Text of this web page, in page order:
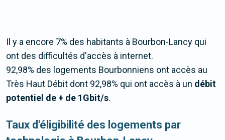
Il y a encore 7% des habitants à Bourbon-Lancy qui
ont des difficultés d'accès à internet.
92,98% des logements Bourbonniens ont accès au
Très Haut Débit dont 92,98% qui ont accès à un débit
potentiel de + de 1Gbit/s.
Taux d'éligibilité des logements par